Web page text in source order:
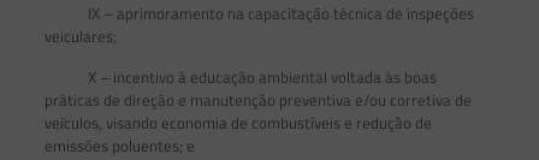
IX – aprimoramento na capacitação técnica de inspeções
veiculares;
X – incentivo à educação ambiental voltada às boas
práticas de direção e manutenção preventiva e/ou corretiva de
veículos, visando economia de combustíveis e redução de
emissões poluentes; e